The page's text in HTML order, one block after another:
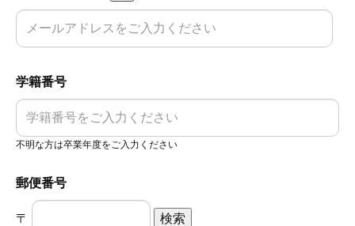
学籍番号
不明な方は卒業年度をご入力ください
郵便番号
〒